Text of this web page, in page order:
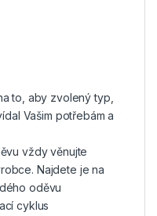
to, aby zvolený typ,
Vašim potřebám a
vždy věnujte
Najdete je na
oděvu
cyklus